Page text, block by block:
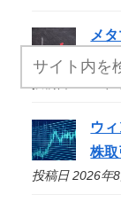
メ
行
投稿日 2026年
ウ
株
投稿日 2026年